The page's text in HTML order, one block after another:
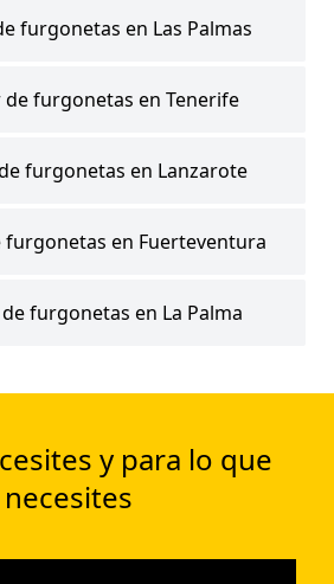
furgonetas en Las Palmas
de furgonetas en Tenerife
furgonetas en Lanzarote
furgonetas en Fuerteventura
furgonetas en La Palma
y para lo que
necesites